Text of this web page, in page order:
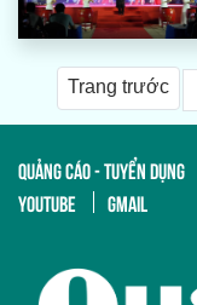
Trang trước
QUẢNG CÁO - TUYỂN DỤNG
YOUTUBE
GMAIL